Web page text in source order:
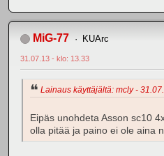
MiG-77 KUArc
31.07.13 - klo: 13.33
Lainaus käyttäjältä: mcly -
Eipäs unohdeta Asson sc10
olla pitää ja paino ei ole aina